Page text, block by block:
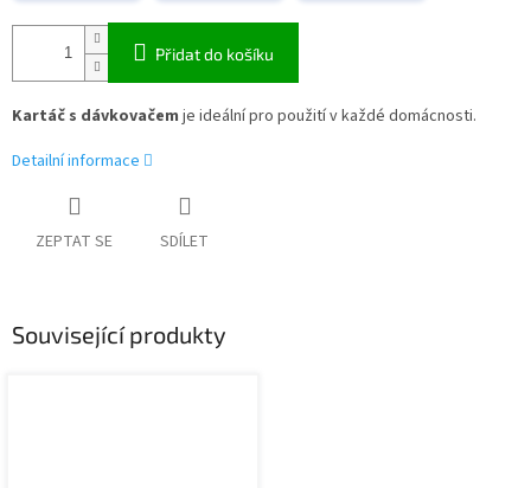
Přidat do košíku
Kartáč s dávkovačem je ideální pro použití v každé domácnosti.
Detailní informace
ZEPTAT SE SDÍLET
Související produkty